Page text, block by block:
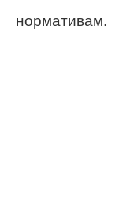
нормативам.